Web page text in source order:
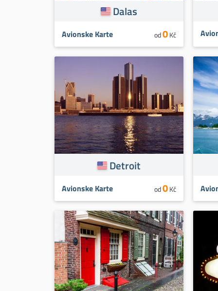
Dalas
Avionske Karte od0Kč
Detroit
Avionske Karte od0Kč